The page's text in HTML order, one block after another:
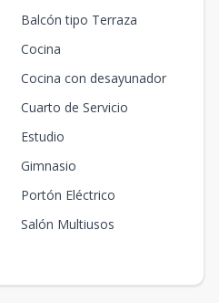
Balcón tipo Terraza
Cocina
Cocina con desayunador
Cuarto de Servicio
Estudio
Gimnasio
Portón Eléctrico
Salón Multiusos